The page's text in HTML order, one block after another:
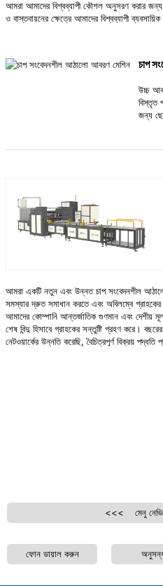
আমরা আমাদের বিশ্বব্যাপী কৌশল অনুসরণ করার জন্য
ও বাস্তবায়নের ক্ষেত্রে আমাদের বিশ্বব্যাপী
চাপ
উচ্চ
বিস্তৃত
জন্য
আমরা একটি নতুন এবং উন্নত চাপ সংবেদনশীল
সমস্যার দ্রুত সমাধান করতে এবং অবিলম্বে
আমাদের কোম্পানি আন্তর্জাতিক গুণমান এবং
শেষ বিন্দু হিসাবে গ্রাহকের সন্তুষ্টি গ্রহণ করে।
নেটওয়ার্কের উন্নতি করেছি, বৈচিত্রপূর্ণ বিক্রয়
<<< মেনু
ফোন ডায়াল করুন